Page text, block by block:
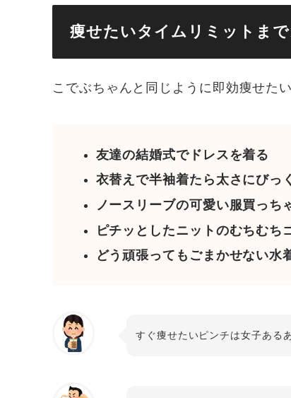
痩せたいタイムリミットま
こでぶちゃんと同じように即効痩せた
友達の結婚式でドレスを着る
衣替えで半袖着たら太さにびっ
ノースリーブの可愛い服買っち
ピチッとしたニットのむちむち
どう頑張ってもごまかせない水
すぐ痩せたいピンチは女子ある